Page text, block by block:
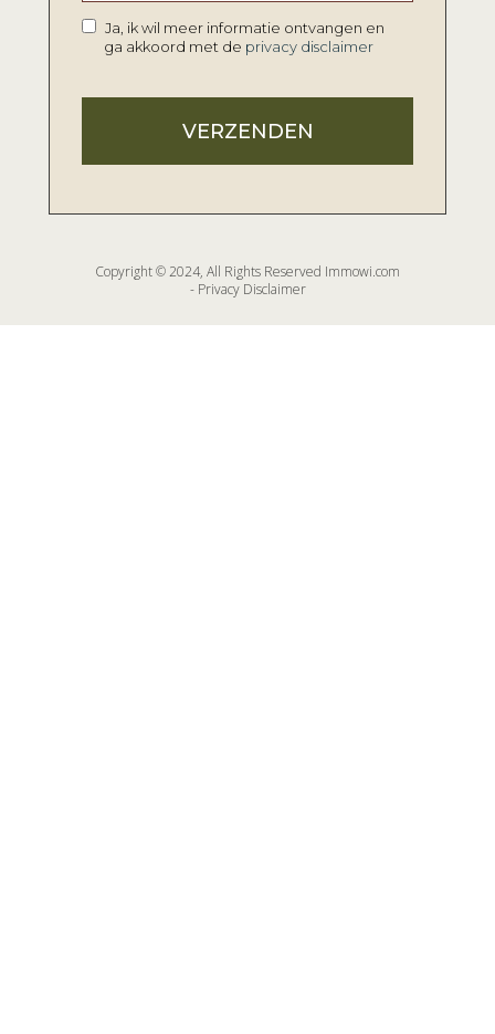
Copyright © 2024, All Rights Reserved Immowi.com
- Privacy Disclaimer
Ja, ik wil meer informatie ontvangen en
ga akkoord met de privacy disclaimer
VERZENDEN